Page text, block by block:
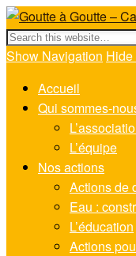
Show Navigation
Accueil
Qui sommes-
L’équipe
Nos actions
Actions de
Eau :
L’éducation
Actions